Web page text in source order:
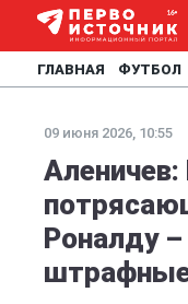
ГЛАВНАЯ ФУТБОЛ
09 июня 2026, 10:55
Роналду –